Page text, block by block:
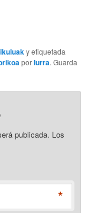
y etiquetada
porlurra. Guarda
publicada. Los
*